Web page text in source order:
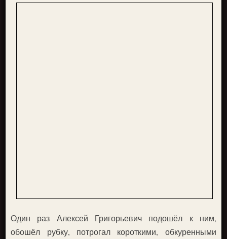
Один раз Алексей Григорьевич подошёл к ним,
обошёл рубку, потрогал короткими, обкуренными